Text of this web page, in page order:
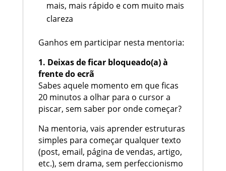
mais, mais rápido e com muito mais
clareza
Ganhos em participar nesta mentoria:
1. Deixas de ficar bloqueado(a) à
frente do ecrã
Sabes aquele momento em que ficas
20 minutos a olhar para o cursor a
piscar, sem saber por onde começar?
Na mentoria, vais aprender estruturas
simples para começar qualquer texto
(post, email, página de vendas, artigo,
etc.), sem drama, sem perfeccionismo